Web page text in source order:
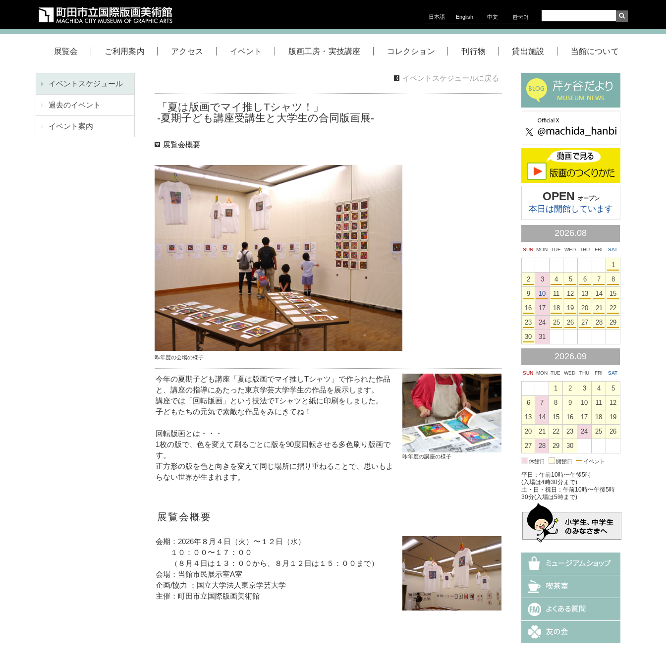
日本語 English 中文 한국어
展覧会 ご利用案内 アクセス イベント 版画工房・実技講座 コレクション 刊行物 貸出施設 当館について
イベントスケジュール
過去のイベント
イベント案内
イベントスケジュールに戻る
「夏は版画でマイ推しTシャツ！」
-夏期子ども講座受講生と大学生の合同版画展-
展覧会概要
昨年度の会場の様子
昨年度の講座の様子
今年の夏期子ども講座「夏は版画でマイ推しTシャツ」で作られた作品
と、講座の指導にあたった東京学芸大学学生の作品を展示します。
講座では「回転版画」という技法でTシャツと紙に印刷をしました。
子どもたちの元気で素敵な作品をみにきてね！
回転版画とは・・・
1枚の版で、色を変えて刷るごとに版を90度回転させる多色刷り版画で
す。
正方形の版を色と向きを変えて同じ場所に摺り重ねることで、思いもよ
らない世界が生まれます。
展覧会概要
会期：2026年８月４日（火）〜１２日（水）
１０：００〜１７：００
（８月４日は１３：００から、８月１２日は１５：００まで）
会場：当館市民展示室A室
企画/協力 ：国立大学法人東京学芸大学
主催：町田市立国際版画美術館
OPEN オープン
本日は開館しています
2026.08
SUN MON TUE WED THU FRI SAT
1
2
3 4 5 6 7
8
9
10 11 12 13 14
15
16
17 18 19 20 21
22
23
24 25 26 27 28
29
30
31
2026.09
SUN MON TUE WED THU FRI SAT
1 2 3 4
5
6
7 8 9 10 11
12
13
14 15 16 17 18
19
20
21 22 23 24 25
26
27
28 29 30
休館日 開館日 イベント
平日：午前10時〜午後5時
(入場は4時30分まで)
土・日・祝日：午前10時〜午後5時
30分(入場は5時まで)